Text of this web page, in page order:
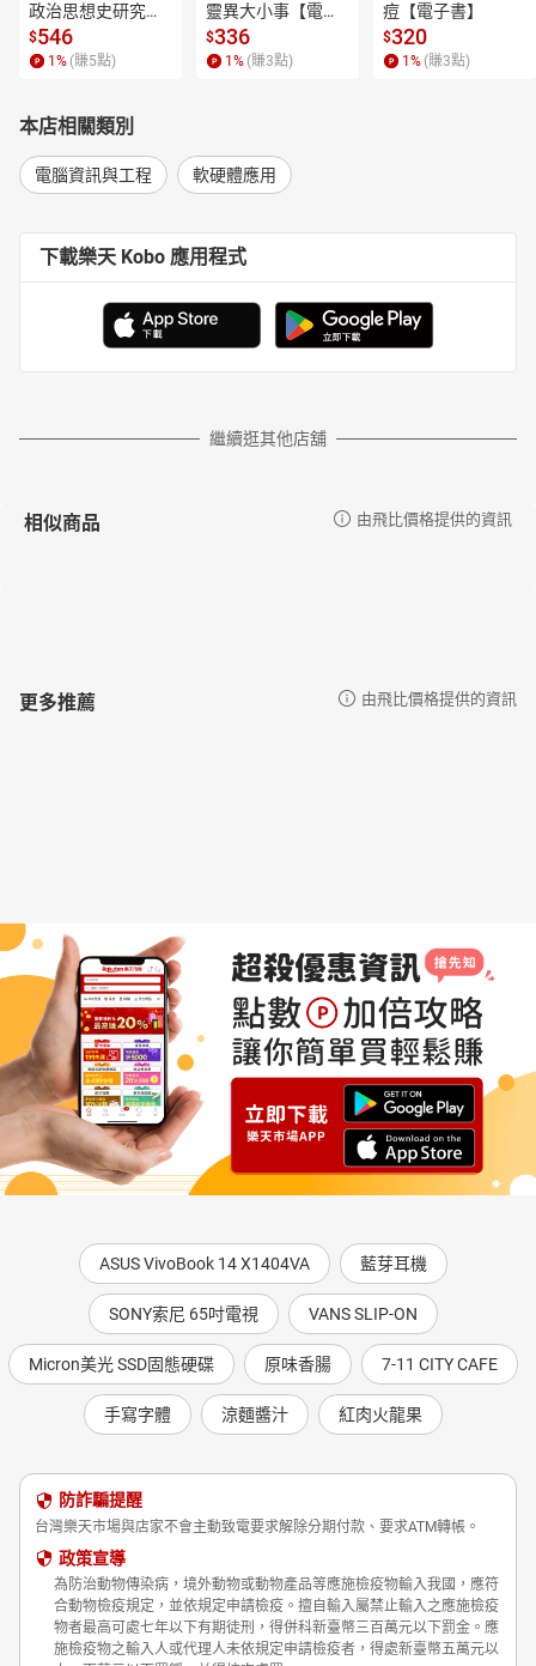
政治思想史研究
【電子書】
$546
1 % (賺5點)
靈異大小事【電子
書】
$336
1 % (賺3點)
痘【電子書】
$320
1 % (賺3點)
本店相關類別
電腦資訊與工程 軟硬體應用
下載樂天 Kobo 應用程式
繼續逛其他店舖
相似商品 由飛比價格提供的資訊
更多推薦 由飛比價格提供的資訊
ASUS VivoBook 14 X1404VA 藍芽耳機
SONY索尼 65吋電視 VANS SLIP-ON
Micron美光 SSD固態硬碟 原味香腸 7-11 CITY CAFE
手寫字體 涼麵醬汁 紅肉火龍果
防詐騙提醒
台灣樂天市場與店家不會主動致電要求解除分期付款、要求ATM轉帳。
政策宣導
為防治動物傳染病，境外動物或動物產品等應施檢疫物輸入我國，應符
合動物檢疫規定，並依規定申請檢疫。擅自輸入屬禁止輸入之應施檢疫
物者最高可處七年以下有期徒刑，得併科新臺幣三百萬元以下罰金。應
施檢疫物之輸入人或代理人未依規定申請檢疫者，得處新臺幣五萬元以